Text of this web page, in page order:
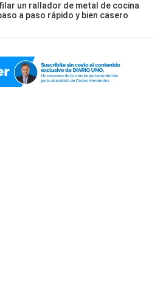
un rallador de metal de cocina
a paso rápido y bien casero